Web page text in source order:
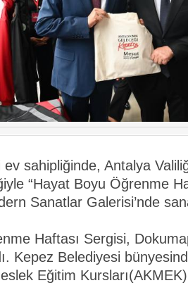
sahipliğinde, Antalya
“Hayat Boyu Öğrenme
Sanatlar Galerisi’nde
Haftası Sergisi,
Kepez Belediyesi
Eğitim